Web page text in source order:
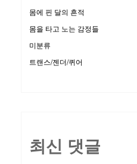
몸에 핀 달의 흔적
몸을 타고 노는 감정들
미분류
트랜스/젠더/퀴어
최신 댓글